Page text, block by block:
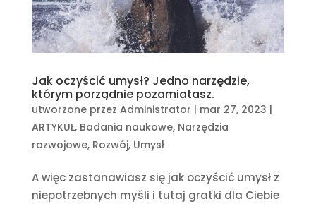
Jak oczyścić umysł? Jedno narzędzie,
którym porządnie pozamiatasz.
utworzone przez Administrator | mar 27, 2023 |
ARTYKUŁ, Badania naukowe, Narzędzia
rozwojowe, Rozwój, Umysł
A więc zastanawiasz się jak oczyścić umysł z
niepotrzebnych myśli i tutaj gratki dla Ciebie